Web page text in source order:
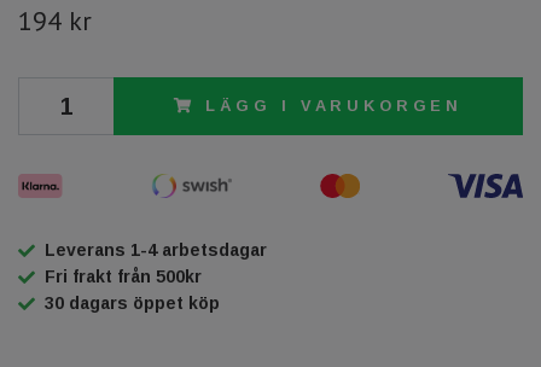
194 kr
LÄGG I VARUKORGEN
Leverans 1-4 arbetsdagar
Fri frakt från 500kr
30 dagars öppet köp